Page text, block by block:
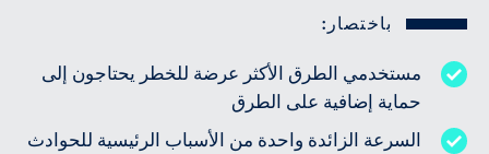
باختصار:
مستخدمي الطرق الأكثر عرضة للخطر يحتاجون إلى
حماية إضافية على الطرق
السرعة الزائدة واحدة من الأسباب الرئيسية للحوادث